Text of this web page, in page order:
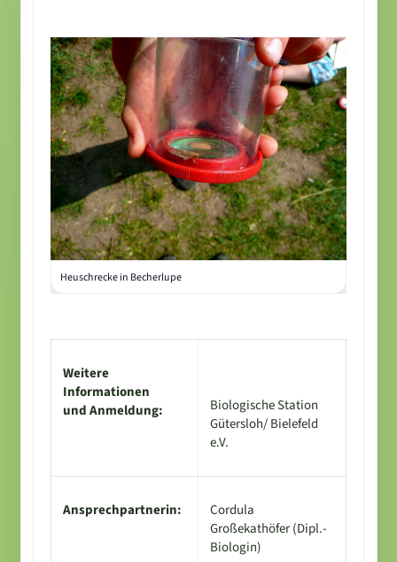
Heuschrecke in Becherlupe
Weitere
Informationen
und Anmeldung:
Biologische Station
Gütersloh/ Bielefeld
e.V.
Ansprechpartnerin:
Cordula
Großekathöfer (Dipl.-
Biologin)